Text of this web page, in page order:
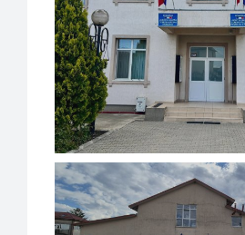
Carieră
Program de funcționare și audiențe
Consiliul Local
Informații de interes public